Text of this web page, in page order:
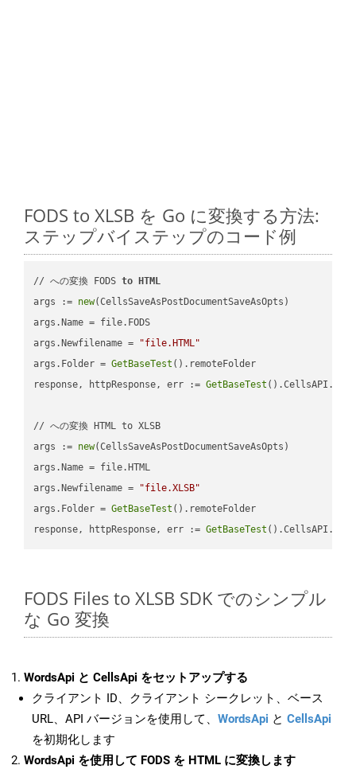
FODS to XLSB を Go に変換する方法:
ステップバイステップのコード例
// への変換 FODS to
HTML
args := new(CellsSaveAsPostDocumentSaveAsOpts)
args.Name = file.FODS
args.Newfilename =
"file.HTML"
args.Folder = GetBaseTest ().remoteFolder
response, httpResponse, err := GetBaseTest ().CellsAPI.
// への変換 HTML to XLSB
args := new(CellsSaveAsPostDocumentSaveAsOpts)
args.Name = file.HTML
args.Newfilename =
"file.XLSB"
args.Folder = GetBaseTest ().remoteFolder
response, httpResponse, err := GetBaseTest ().CellsAPI.
FODS Files to XLSB SDK でのシンプル
な Go 変換
WordsApi と CellsApi をセットアップする
クライアント ID、クライアント シークレット、ベース
URL、API バージョンを使用して、 WordsApi と CellsApi
を初期化します
WordsApi を使用して FODS を HTML に変換します